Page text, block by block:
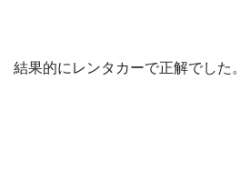
結果的にレンタカーで正解でした。